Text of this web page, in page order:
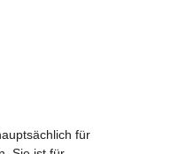
für